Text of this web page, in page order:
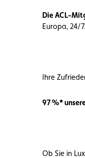
Die ACL-
Europa, 24/7.
Ihre
97 %*
Ob Sie in